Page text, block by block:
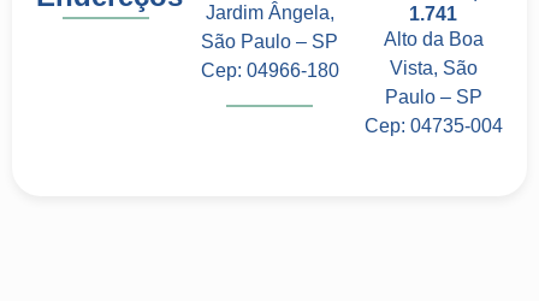
Jardim Ângela,
São Paulo – SP
Cep: 04966-180
1.741
Alto da Boa
Vista, São
Paulo – SP
Cep: 04735-004